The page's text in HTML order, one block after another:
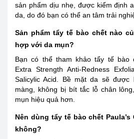
sản phẩm dịu nhẹ, được kiểm định
da, do đó bạn có thể an tâm trải
Sản phẩm tẩy tế bào chết nào
hợp với da mụn?
Bạn có thể tham khảo tẩy tế bào
Extra Strength Anti-Redness
Salicylic Acid. Bề mặt da sẽ
màng, không bị bít tắc lỗ chân
mụn hiệu quả hơn.
Nên dùng tẩy tế bào chết
không?